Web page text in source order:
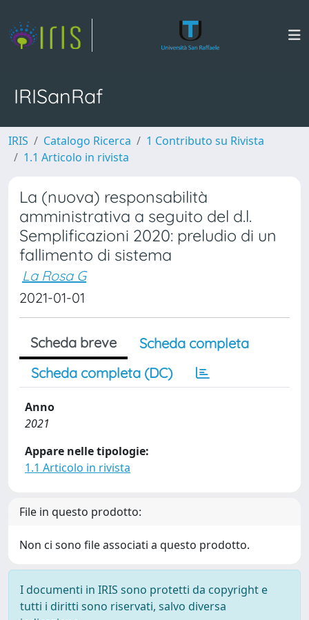
IRISanRaf
IRIS Catalogo Ricerca
1 Contributo su Rivista
1.1 Articolo in rivista
La (nuova) responsabilità
amministrativa a seguito del d.l.
Semplificazioni 2020: preludio di un
fallimento di sistema
La Rosa G
2021-01-01
Scheda breve
Scheda completa
Scheda completa (DC)
Anno
2021
Appare nelle tipologie:
1.1 Articolo in rivista
File in questo prodotto:
Non ci sono file associati a questo prodotto.
I documenti in IRIS sono protetti da copyright e
tutti i diritti sono riservati, salvo diversa